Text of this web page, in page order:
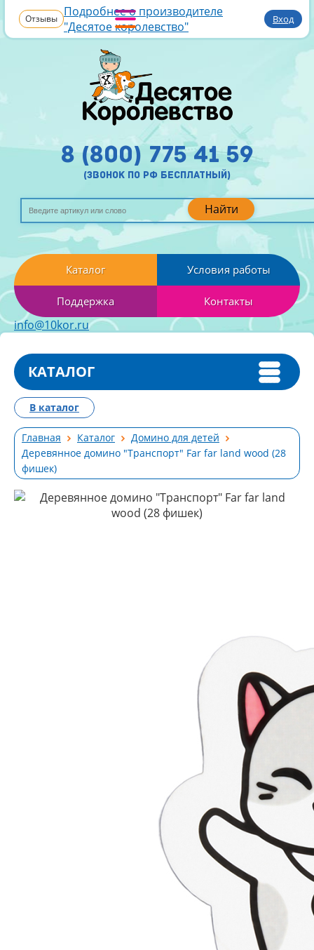
Отзывы Подробнее о производителе
"Десятое королевство"
Вход
Найти
8 (800) 775 41 59
(звонок по рф бесплатный)
Каталог Условия работы
Поддержка Контакты
info@10kor.ru
КАТАЛОГ
Главная Каталог
Домино для детей
Деревянное домино "Транспорт" Far far land wood (28
фишек)
В каталог